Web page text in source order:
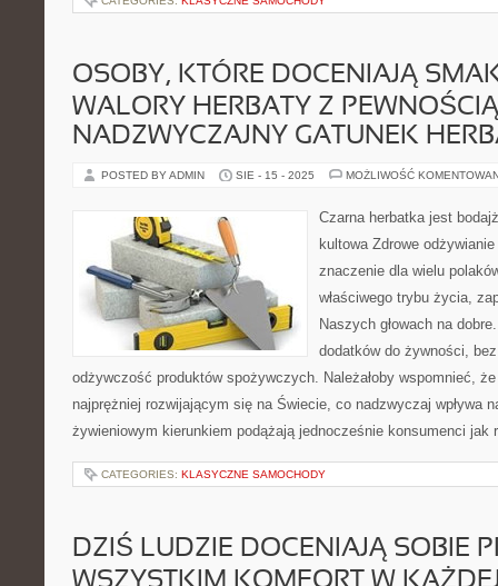
OSOBY, KTÓRE DOCENIAJĄ
WALORY HERBATY Z
NADZWYCZAJNY GATUNEK
POSTED BY ADMIN SIE - 15 - 2025 MOŻLIWOŚĆ
Czarna herbatka jest
kultowa Zdrowe
znaczenie dla wielu
właściwego trybu życia,
Naszych głowach na
dodatków do żywności,
odżywczość produktów spożywczych. Należałoby wspomnieć,
najprężniej rozwijającym się na Świecie, co nadzwyczaj wpływa
żywieniowym kierunkiem podążają jednocześnie konsumenci
CATEGORIES: KLASYCZNE SAMOCHODY
DZIŚ LUDZIE DOCENIAJĄ SOBIE